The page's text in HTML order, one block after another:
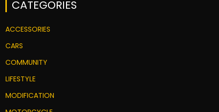
CATEGORIES
ACCESSORIES
CARS
COMMUNITY
LIFESTYLE
MODIFICATION